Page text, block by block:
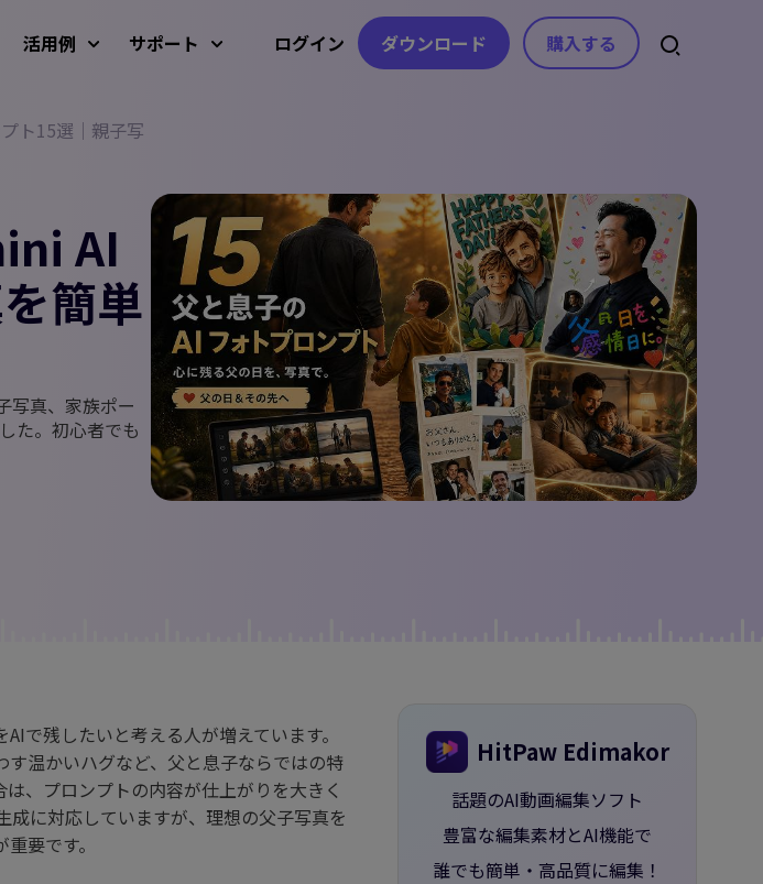
ログイン ダウンロード 購入する
キーフレーム アニメ
AI ビデオジェネレ
ーター
Screen Recorder（録画
動画背景を削除
モーショントラッ
動画エフェクト
動画フィルター
動画ステッカー
ビデオトランジション
動画テンプレート
テキスト アニメーション
画像から動画
アニメーショ
画から動画
からプロンプト生成
自動字幕生成
音声から文字起こし
コピーライティング
動画の不要な文字を消
す
動画の字幕を消すAIツ
ール
AIテキストベース編集
AI音楽生成
ボイスチェンジャー
テキスト読み上
げ
ボイスクローン
ボーカルリムーバー
AI効果音生成
無音検出
活用例
AIダンス動画
AI脳バグ動画モード
AIベビージェネレーター
AI ファイトジェネレーター
AIサンタ動画
AI少女ジェネレーター
AIカートゥーンジェネレーター
サポート
使い方ガイド
操作方法を分かりやすく紹介
使い方記事
すべてのヒント＆解決策
アップデート情報
最新のアップデート&修正内容
YouTube
YouTubeの公式チャンネル
ト15選｜親子写
AI
簡単
写真、家族ポー
た。初心者でも
で残したいと考える人が増えています。
温かいハグなど、父と息子ならではの特
、プロンプトの内容が仕上がりを大きく
に対応していますが、理想の父子写真を
要です。
HitPaw Edimakor
話題のAI動画編集ソフト
豊富な編集素材とAI機能で
誰でも簡単・高品質に編集！